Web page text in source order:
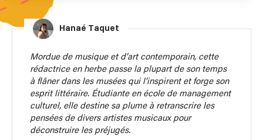
Hanaé Taquet
Mordue de musique et d’art contemporain, cette
rédactrice en herbe passe la plupart de son temps
à flâner dans les musées qui l’inspirent et forge son
esprit littéraire. Étudiante en école de management
culturel, elle destine sa plume à retranscrire les
pensées de divers artistes musicaux pour
déconstruire les préjugés.